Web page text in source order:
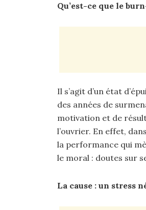
Qu’est-ce que le
Il s’agit d’un état
des années de
motivation et de
l’ouvrier. En effet,
la performance qui
le moral : doutes sur
La cause : un stress